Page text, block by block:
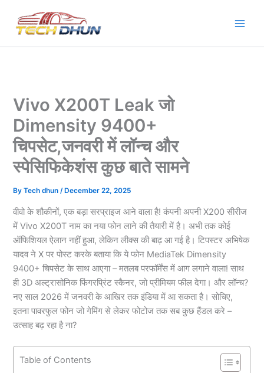
content
Vivo X200T Leak जो
Dimensity 9400+
चिपसेट,जनवरी में लॉन्च और
स्पेसिफिकेशंस कुछ बाते सामने
ByTech dhun/ December 22, 2025
वीवो के शौकीनों, एक बड़ा सरप्राइज आने वाला है! कंपनी अपनी X200 सीरीज
में Vivo X200T नाम का नया फोन लाने की तैयारी में है। अभी तक कोई
ऑफिशियल ऐलान नहीं हुआ, लेकिन लीक्स की बाढ़ आ गई है। टिपस्टर अभिषेक
यादव ने X पर पोस्ट करके बताया कि ये फोन MediaTek Dimensity
9400+ चिपसेट के साथ आएगा – मतलब परफॉर्मेंस में आग लगाने वाला! साथ
ही 3D अल्ट्रासोनिक फिंगरप्रिंट स्कैनर, जो प्रीमियम फील देगा। और लॉन्च?
नए साल 2026 में जनवरी के आखिर तक इंडिया में आ सकता है। सोचिए,
इतना पावरफुल फोन जो गेमिंग से लेकर फोटोज तक सब कुछ हैंडल करे –
उत्साह बढ़ रहा है ना?
Table of Contents